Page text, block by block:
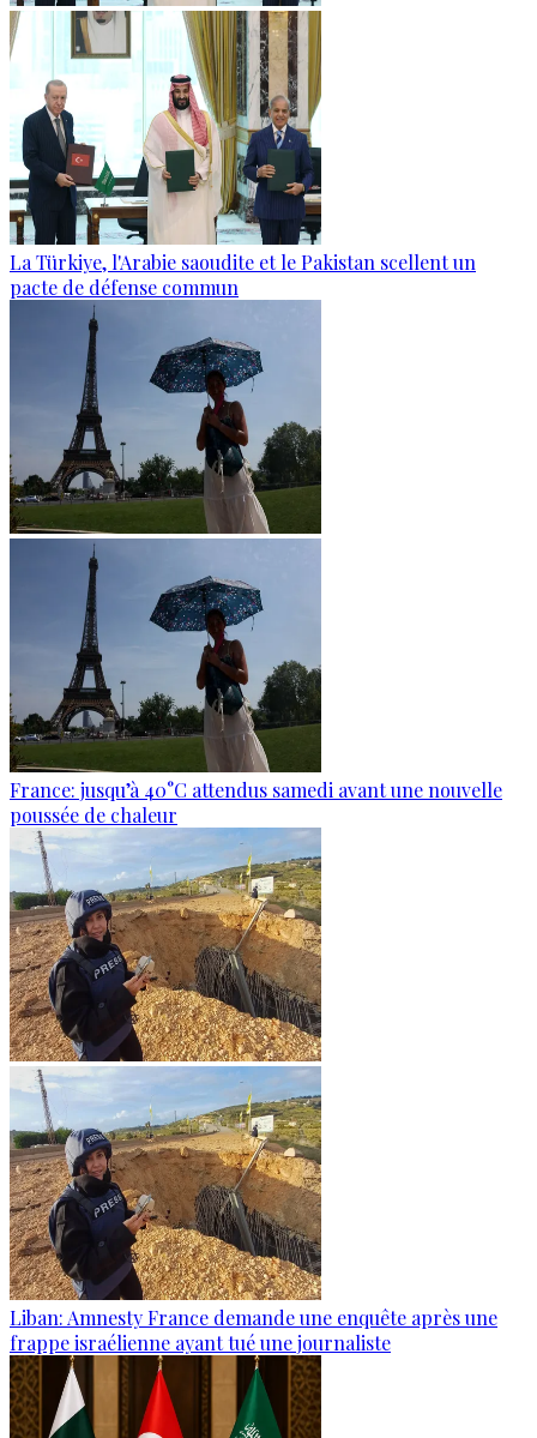
La Türkiye, l'Arabie saoudite et le Pakistan scellent un
pacte de défense commun
France: jusqu’à 40°C attendus samedi avant une nouvelle
poussée de chaleur
Liban: Amnesty France demande une enquête après une
frappe israélienne ayant tué une journaliste